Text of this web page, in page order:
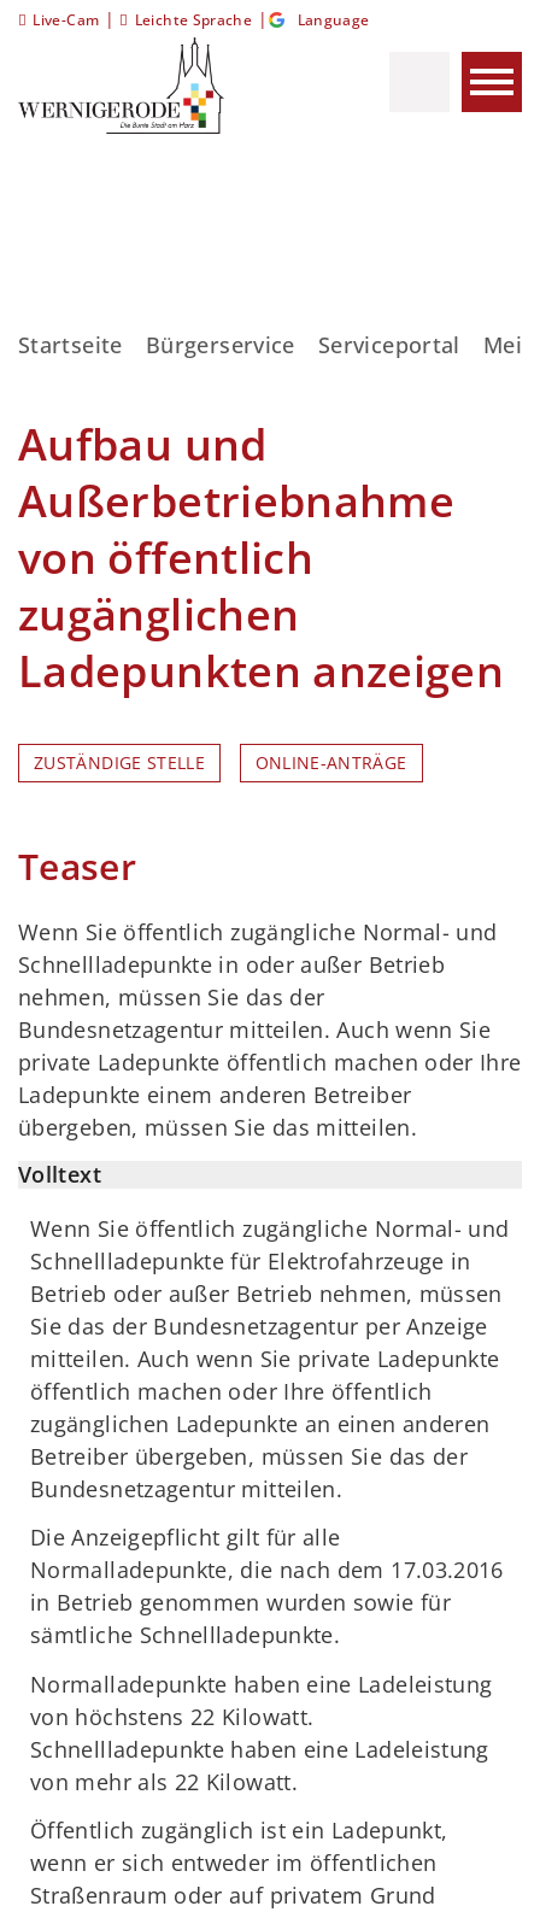
Live-Cam | Leichte Sprache | Language
Startseite Bürgerservice Serviceportal
Aufbau und
Außerbetriebnahme
von öffentlich
zugänglichen
Ladepunkten anzeigen
ZUSTÄNDIGE STELLE ONLINE-ANTRÄGE
Teaser
Wenn Sie öffentlich zugängliche Normal- und
Schnellladepunkte in oder außer Betrieb
nehmen, müssen Sie das der
Bundesnetzagentur mitteilen. Auch wenn Sie
private Ladepunkte öffentlich machen oder Ihre
Ladepunkte einem anderen Betreiber
übergeben, müssen Sie das mitteilen.
Volltext
Wenn Sie öffentlich zugängliche Normal- und
Schnellladepunkte für Elektrofahrzeuge in
Betrieb oder außer Betrieb nehmen, müssen
Sie das der Bundesnetzagentur per Anzeige
mitteilen. Auch wenn Sie private Ladepunkte
öffentlich machen oder Ihre öffentlich
zugänglichen Ladepunkte an einen anderen
Betreiber übergeben, müssen Sie das der
Bundesnetzagentur mitteilen.
Die Anzeigepflicht gilt für alle
Normalladepunkte, die nach dem 17.03.2016
in Betrieb genommen wurden sowie für
sämtliche Schnellladepunkte.
Normalladepunkte haben eine Ladeleistung
von höchstens 22 Kilowatt.
Schnellladepunkte haben eine Ladeleistung
von mehr als 22 Kilowatt.
Öffentlich zugänglich ist ein Ladepunkt,
wenn er sich entweder im öffentlichen
Straßenraum oder auf privatem Grund